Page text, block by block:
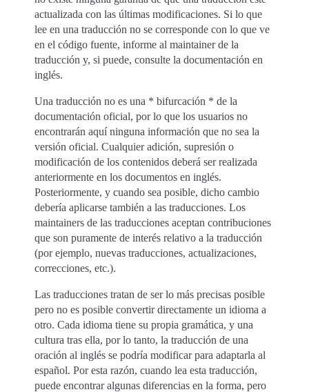
actualizada con las últimas modificaciones. Si lo que
lee en una traducción no se corresponde con lo que ve
en el código fuente, informe al maintainer de la
traducción y, si puede, consulte la documentación en
inglés.
Una traducción no es una * bifurcación * de la
documentación oficial, por lo que los usuarios no
encontrarán aquí ninguna información que no sea la
versión oficial. Cualquier adición, supresión o
modificación de los contenidos deberá ser realizada
anteriormente en los documentos en inglés.
Posteriormente, y cuando sea posible, dicho cambio
debería aplicarse también a las traducciones. Los
maintainers de las traducciones aceptan contribuciones
que son puramente de interés relativo a la traducción
(por ejemplo, nuevas traducciones, actualizaciones,
correcciones, etc.).
Las traducciones tratan de ser lo más precisas posible
pero no es posible convertir directamente un idioma a
otro. Cada idioma tiene su propia gramática, y una
cultura tras ella, por lo tanto, la traducción de una
oración al inglés se podría modificar para adaptarla al
español. Por esta razón, cuando lea esta traducción,
puede encontrar algunas diferencias en la forma, pero